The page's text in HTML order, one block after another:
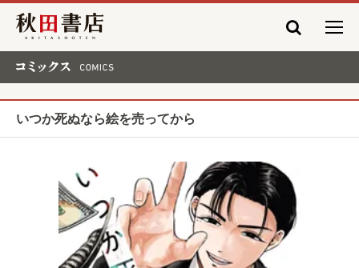
秋田書店
いつか死ぬなら絵を売ってから